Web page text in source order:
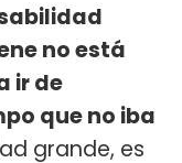
no está
ir de
que no iba
grande, es